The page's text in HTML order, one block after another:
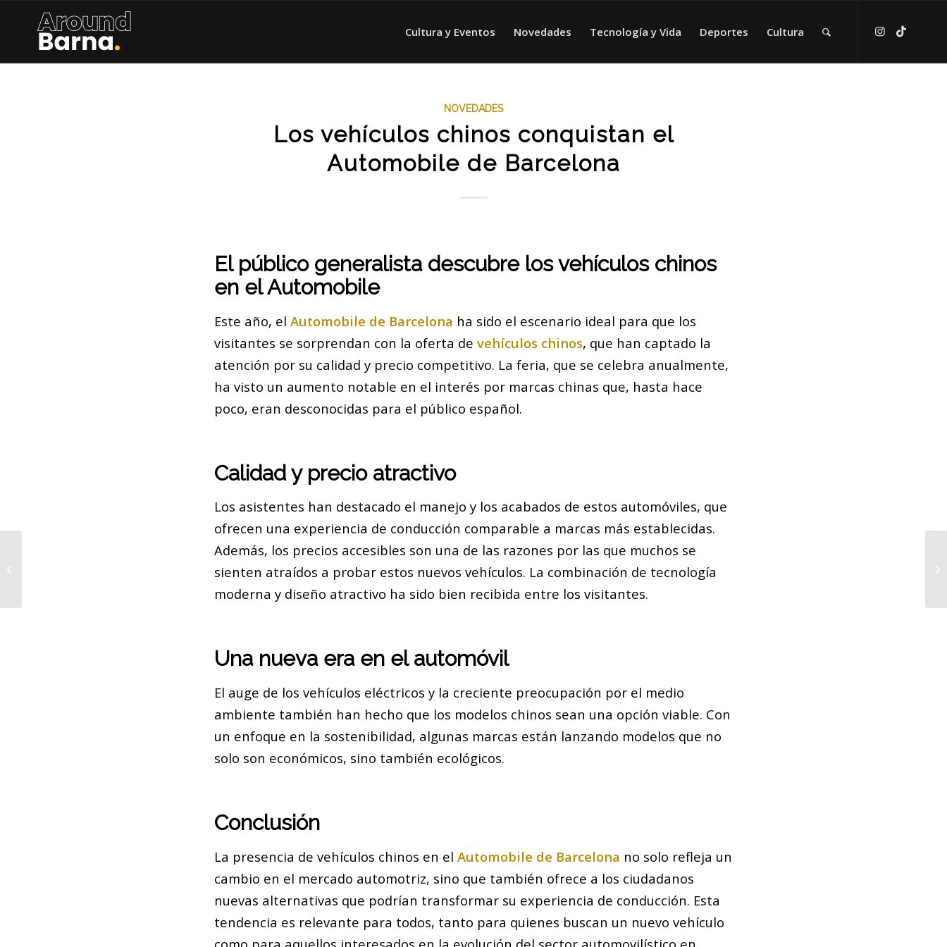
Cultura y Eventos Novedades Tecnología y Vida Deportes Cultura
NOVEDADES
Los vehículos chinos conquistan el
Automobile de Barcelona
El público generalista descubre los vehículos chinos
en el Automobile
Este año, el Automobile de Barcelona ha sido el escenario ideal para que los
visitantes se sorprendan con la oferta de vehículos chinos, que han captado la
atención por su calidad y precio competitivo. La feria, que se celebra anualmente,
ha visto un aumento notable en el interés por marcas chinas que, hasta hace
poco, eran desconocidas para el público español.
Calidad y precio atractivo
Los asistentes han destacado el manejo y los acabados de estos automóviles, que
ofrecen una experiencia de conducción comparable a marcas más establecidas.
Además, los precios accesibles son una de las razones por las que muchos se
sienten atraídos a probar estos nuevos vehículos. La combinación de tecnología
moderna y diseño atractivo ha sido bien recibida entre los visitantes.
Una nueva era en el automóvil
El auge de los vehículos eléctricos y la creciente preocupación por el medio
ambiente también han hecho que los modelos chinos sean una opción viable. Con
un enfoque en la sostenibilidad, algunas marcas están lanzando modelos que no
solo son económicos, sino también ecológicos.
Conclusión
La presencia de vehículos chinos en el Automobile de Barcelona no solo refleja un
cambio en el mercado automotriz, sino que también ofrece a los ciudadanos
nuevas alternativas que podrían transformar su experiencia de conducción. Esta
tendencia es relevante para todos, tanto para quienes buscan un nuevo vehículo
como para aquellos interesados en la evolución del sector automovilístico en